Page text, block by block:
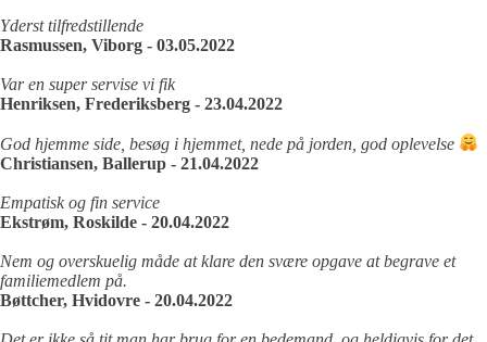
Yderst tilfredstillende
Rasmussen, Viborg - 03.05.2022
Var en super servise vi fik
Henriksen, Frederiksberg - 23.04.2022
God hjemme side, besøg i hjemmet, nede på jorden, god oplevelse
Christiansen, Ballerup - 21.04.2022
Empatisk og fin service
Ekstrøm, Roskilde - 20.04.2022
Nem og overskuelig måde at klare den svære opgave at begrave et
familiemedlem på.
Bøttcher, Hvidovre - 20.04.2022